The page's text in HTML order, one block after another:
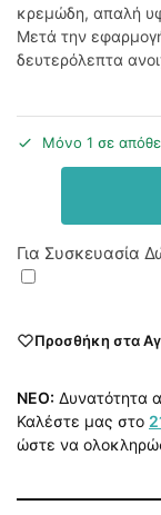
κρεμώδη, απαλή
Μετά την
δευτερόλεπτα
Μόνο 1 σε
Για Συσκευασία
Προσθήκη στα
NEO: Δυνατότητα
Καλέστε μας στο
ώστε να